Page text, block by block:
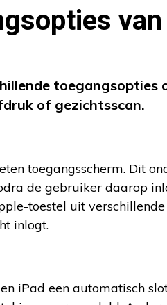
of gezichtsscan.
toegangsscherm. Dit
de gebruiker daarop
toestel uit
inlogt.
iPad een automatisch